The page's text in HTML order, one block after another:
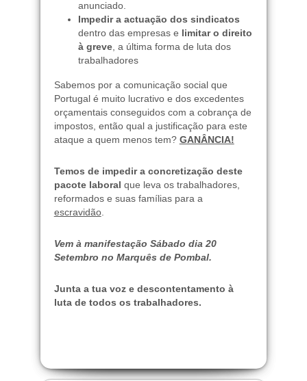
anunciado.
Impedir a actuação dos sindicatos
dentro das empresas e limitar o direito
à greve, a última forma de luta dos
trabalhadores
Sabemos por a comunicação social que
Portugal é muito lucrativo e dos excedentes
orçamentais conseguidos com a cobrança de
impostos, então qual a justificação para este
ataque a quem menos tem? GANÂNCIA!
Temos de impedir a concretização deste
pacote laboral que leva os trabalhadores,
reformados e suas famílias para a
escravidão.
Vem à manifestação Sábado dia 20
Setembro no Marquês de Pombal.
Junta a tua voz e descontentamento à
luta de todos os trabalhadores.